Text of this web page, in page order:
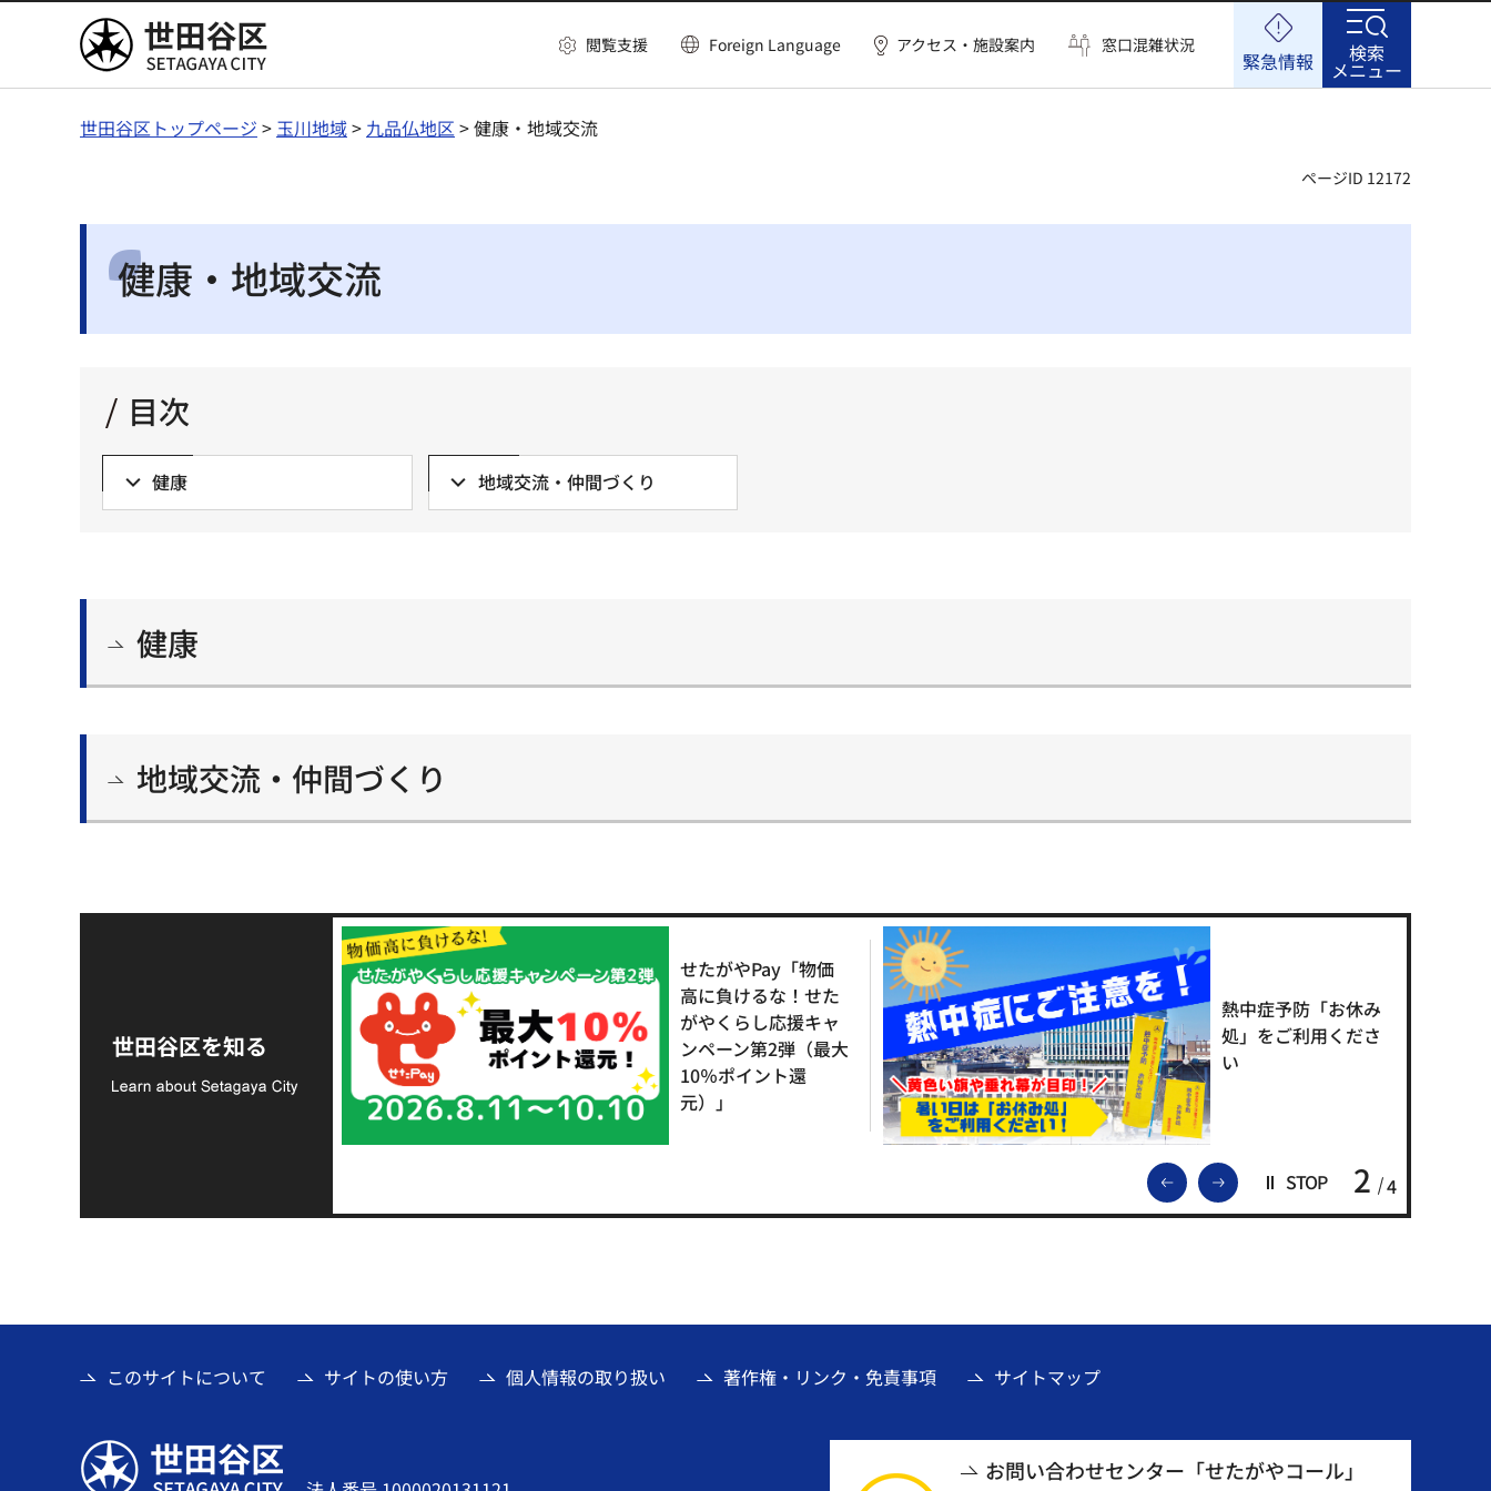
世田谷区 閲覧支援 Foreign Language アクセス・施設案内 窓口混雑状況
緊急情報 検索
メニュー
世田谷区トップページ > 玉川地域> 九品仏地区> 健康・地域交流
ページID 12172
健康・地域交流
目次
健康 地域交流・仲間づくり
健康
地域交流・仲間づくり
世田谷区を知る
前のスライドを表示
次のスライドを表示
STOP 2 4
支援金の募集につい
て
せたがやPay「物価
高に負けるな！せた
がやくらし応援キャ
ンペーン第2弾（最大
10％ポイント還
元）」
熱中症予防「お休み
処」をご利用くださ
い
このサイトについて サイトの使い方 個人情報の取り扱い 著作権・リンク・免責事項 サイトマップ
世田谷区 お問い合わせセンター「せたがやコール」